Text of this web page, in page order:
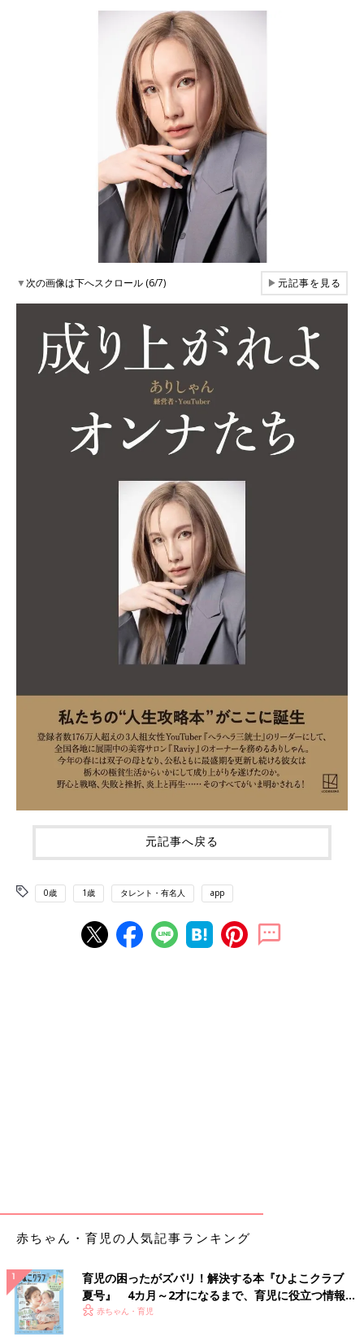
▼次の画像は下へスクロール (6/7) ▶元記事を見る
元記事へ戻る
0歳 1歳 タレント・有名人 app
赤ちゃん・育児の人気記事ランキング
育児の困ったがズバリ！解決する本『ひよこクラブ
夏号』 4カ月～2才になるまで、育児に役立つ情報が
いっぱい！
赤ちゃん・育児